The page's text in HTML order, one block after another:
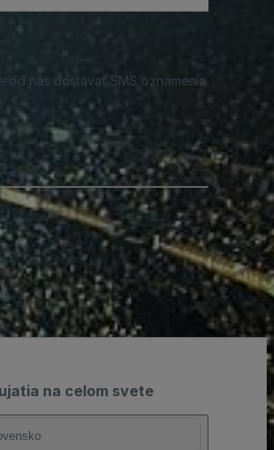
od nás dostávať SMS oznámenia
na celom svete